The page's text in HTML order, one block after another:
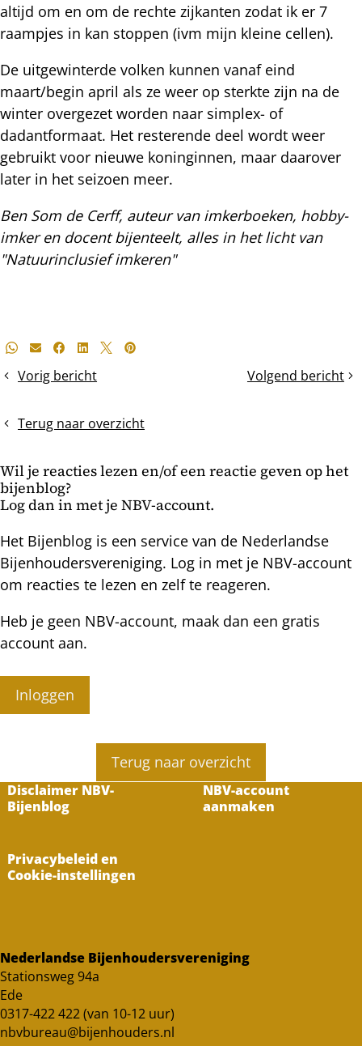
altijd om en om de rechte zijkanten zodat ik er 7
raampjes in kan stoppen (ivm mijn kleine cellen).
De uitgewinterde volken kunnen vanaf eind
maart/begin april als ze weer op sterkte zijn na de
winter overgezet worden naar simplex- of
dadantformaat. Het resterende deel wordt weer
gebruikt voor nieuwe koninginnen, maar daarover
later in het seizoen meer.
Ben Som de Cerff, auteur van imkerboeken, hobby-
imker en docent bijenteelt, alles in het licht van
"Natuurinclusief imkeren"
Deel
bericht
Whatsapp
E-mailFacebook
LinkedIn
X Pinterest
Vorig bericht
eerste
na
Volgend bericht
Imkeren
Terug naar overzicht
Wil je reacties lezen en/of een reactie geven op het
bijenblog?
Log dan in met je NBV-account.
Het Bijenblog is een service van de Nederlandse
Bijenhoudersvereniging. Log in met je NBV-account
om reacties te lezen en zelf te reageren.
Heb je geen NBV-account, maak dan een gratis
account aan.
Inloggen
Terug naar overzicht
Disclaimer NBV-
Bijenblog
NBV-account
aanmaken
Privacybeleid en
Cookie-instellingen
Nederlandse Bijenhoudersvereniging
Stationsweg 94a
Ede
0317-422 422 (van 10-12 uur)
nbvbureau@bijenhouders.nl